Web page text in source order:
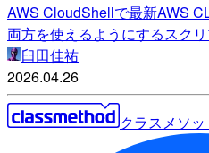
AWS CloudShellで最新AWS
両方を使えるようにするスク
臼田佳祐
2026.04.26
クラスメソ